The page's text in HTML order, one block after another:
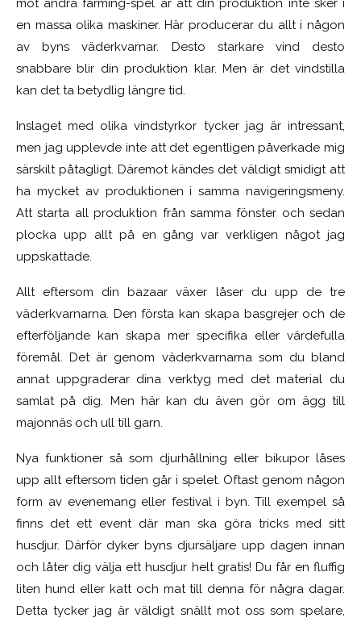
mot andra farming-spel är att din produktion inte sker i
en massa olika maskiner. Här producerar du allt i någon
av byns väderkvarnar. Desto starkare vind desto
snabbare blir din produktion klar. Men är det vindstilla
kan det ta betydlig längre tid.
Inslaget med olika vindstyrkor tycker jag är intressant,
men jag upplevde inte att det egentligen påverkade mig
särskilt påtagligt. Däremot kändes det väldigt smidigt att
ha mycket av produktionen i samma navigeringsmeny.
Att starta all produktion från samma fönster och sedan
plocka upp allt på en gång var verkligen något jag
uppskattade.
Allt eftersom din bazaar växer låser du upp de tre
väderkvarnarna. Den första kan skapa basgrejer och de
efterföljande kan skapa mer specifika eller värdefulla
föremål. Det är genom väderkvarnarna som du bland
annat uppgraderar dina verktyg med det material du
samlat på dig. Men här kan du även gör om ägg till
majonnäs och ull till garn.
Nya funktioner så som djurhållning eller bikupor låses
upp allt eftersom tiden går i spelet. Oftast genom någon
form av evenemang eller festival i byn. Till exempel så
finns det ett event där man ska göra tricks med sitt
husdjur. Därför dyker byns djursäljare upp dagen innan
och låter dig välja ett husdjur helt gratis! Du får en fluffig
liten hund eller katt och mat till denna för några dagar.
Detta tycker jag är väldigt snällt mot oss som spelare,